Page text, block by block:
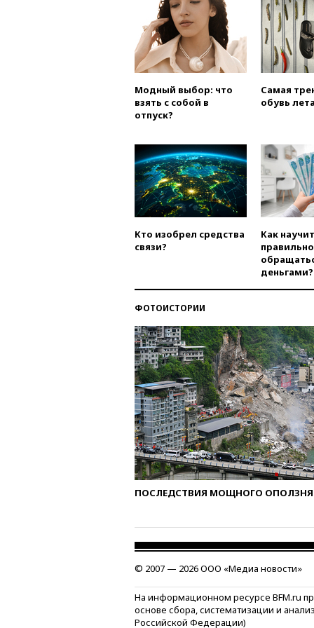
Модный выбор: что
взять с собой в
отпуск?
Самая
обувь
Кто изобрел средства
связи?
Как
правильно
деньгами?
ФОТОИСТОРИИ
ПОСЛЕДСТВИЯ МОЩНОГО ОПОЛЗНЯ
© 2007 — 2026 ООО «Медиа новости»
На информационном ресурсе BFM.ru
основе сбора, систематизации и
Российской Федерации)